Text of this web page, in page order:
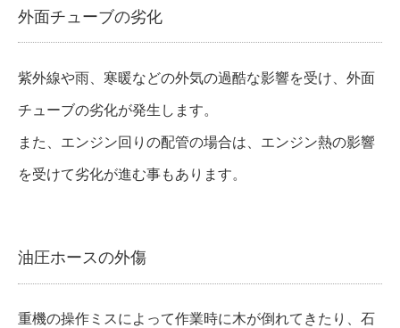
外面チューブの劣化
紫外線や雨、寒暖などの外気の過酷な影響を受け、外面
チューブの劣化が発生します。
また、エンジン回りの配管の場合は、エンジン熱の影響
を受けて劣化が進む事もあります。
油圧ホースの外傷
重機の操作ミスによって作業時に木が倒れてきたり、石